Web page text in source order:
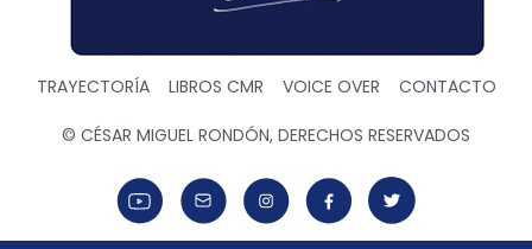
TRAYECTORÍA LIBROS CMR VOICE OVER CONTACTO
© CÉSAR MIGUEL RONDÓN, DERECHOS RESERVADOS